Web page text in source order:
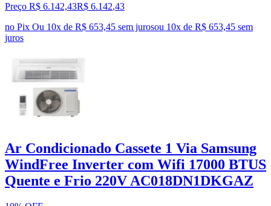
Preço R$ 6.142,43R$ 6.142,43
no Pix Ou 10x de R$ 653,45 sem jurosou 10x de R$ 653,45 sem
juros
Ar Condicionado Cassete 1 Via Samsung
WindFree Inverter com Wifi 17000 BTUS
Quente e Frio 220V AC018DN1DKGAZ